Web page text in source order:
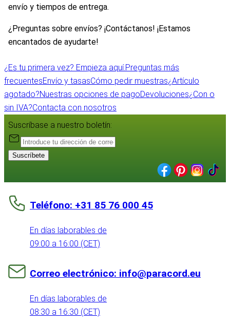
¿Es tu primera vez? Empieza aquí.Preguntas más
frecuentesEnvío y tasasCómo pedir muestras¿Artículo
agotado?Nuestras opciones de pagoDevoluciones¿Con o
sin IVA?Contacta con nosotros
envío y tiempos de entrega.
¿Preguntas sobre envíos? ¡Contáctanos! ¡Estamos
encantados de ayudarte!
Suscríbase a nuestro boletín:
Suscríbete
Teléfono: +31 85 76 000 45
En días laborables de
09:00 a 16:00 (CET)
Correo electrónico: info@paracord.eu
En días laborables de
08:30 a 16:30 (CET)